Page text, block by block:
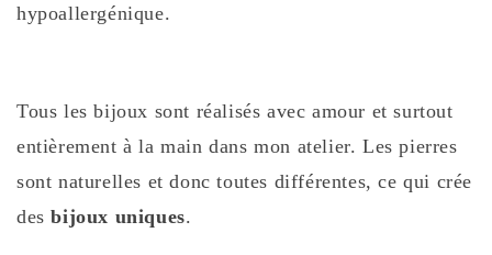
hypoallergénique.
Tous les bijoux sont réalisés avec amour et surtout
entièrement à la main dans mon atelier. Les pierres
sont naturelles et donc toutes différentes, ce qui crée
desbijoux uniques.